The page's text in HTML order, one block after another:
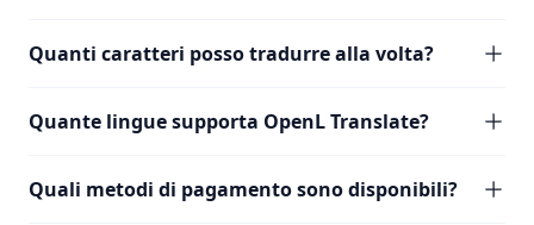
Quanti caratteri posso tradurre alla volta?
Quante lingue supporta OpenL Translate?
Quali metodi di pagamento sono disponibili?